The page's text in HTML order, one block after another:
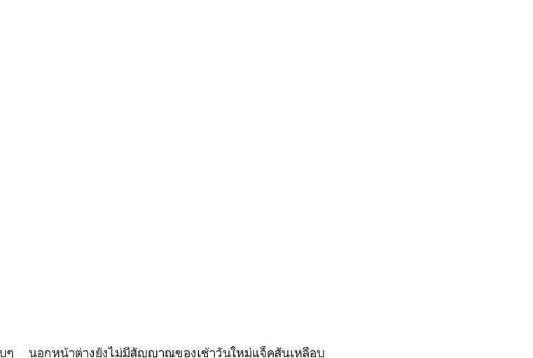
บๆ นอกหน้าต่างยังไม่มีสัญญาณของเช้าวันใหม่แจ็คสันเหลือบ